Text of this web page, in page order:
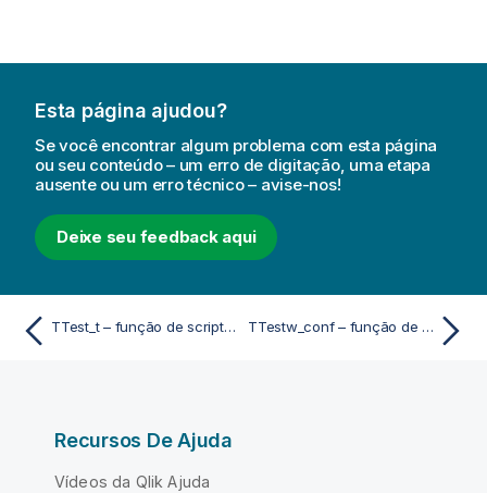
Esta página ajudou?
Se você encontrar algum problema com esta página
ou seu conteúdo – um erro de digitação, uma etapa
ausente ou um erro técnico – avise-nos!
Deixe seu feedback aqui
TTest_t – função de script e gráfico TTestw_conf – função de script e gráfico
Recursos De Ajuda
Vídeos da Qlik Ajuda